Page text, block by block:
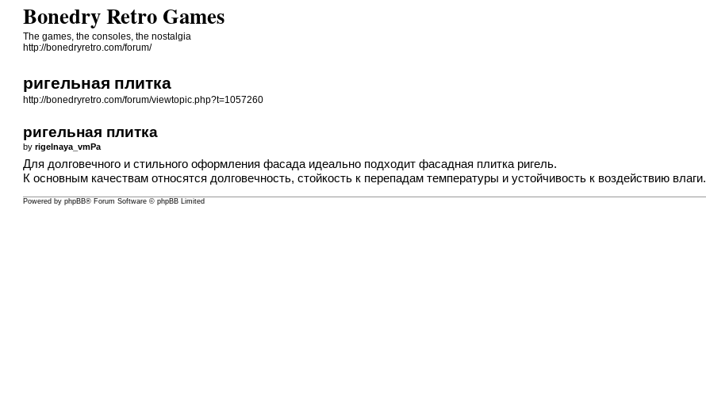
Bonedry Retro Games
The games, the consoles, the nostalgia
http://bonedryretro.com/forum/
ригельная плитка
http://bonedryretro.com/forum/viewtopic.php?t=1057260
ригельная плитка
byrigelnaya_vmPa
Для долговечного и стильного оформления фасада идеально подходитфасадная плитка ригель.
К основным качествам относятся долговечность, стойкость к перепадам температуры и устойчивость к воздействию влаги.
Powered byphpBB® Forum Software © phpBB Limited